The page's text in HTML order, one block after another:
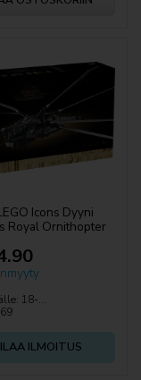
Icons Dyyni
Royal Ornithopter
18-...
ILMOITUS